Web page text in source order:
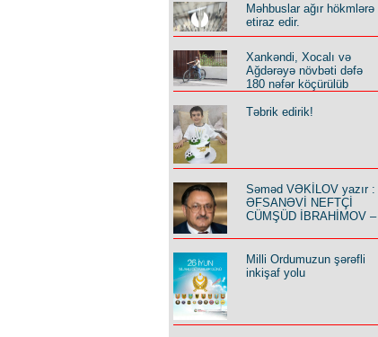
Məhbuslar ağır hökmlərə
etiraz edir.
Xankəndi, Xocalı və
Ağdərəyə növbəti dəfə
180 nəfər köçürülüb
Təbrik edirik!
Səməd VƏKİLOV yazır :
ƏFSANƏVİ NEFTÇİ
CÜMŞÜD İBRAHİMOV –
Milli Ordumuzun şərəfli
inkişaf yolu